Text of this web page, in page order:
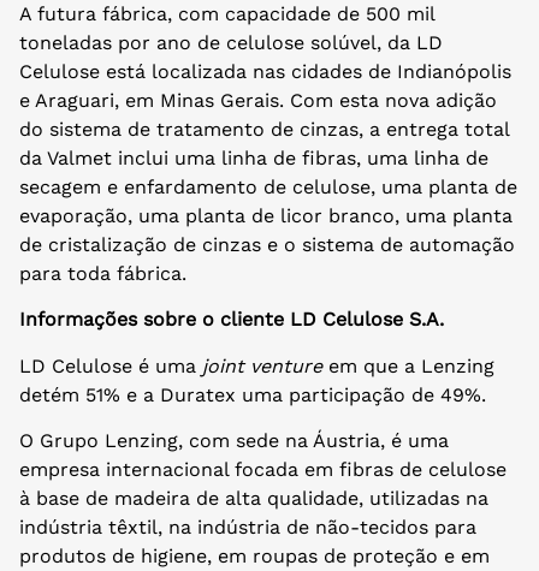
A futura fábrica, com capacidade de 500 mil
toneladas por ano de celulose solúvel, da LD
Celulose está localizada nas cidades de Indianópolis
e Araguari, em Minas Gerais. Com esta nova adição
do sistema de tratamento de cinzas, a entrega total
da Valmet inclui uma linha de fibras, uma linha de
secagem e enfardamento de celulose, uma planta de
evaporação, uma planta de licor branco, uma planta
de cristalização de cinzas e o sistema de automação
para toda fábrica.
Informações sobre o cliente LD Celulose S.A.
LD Celulose é uma joint ventureem que a Lenzing
detém 51% e a Duratex uma participação de 49%.
O Grupo Lenzing, com sede na Áustria, é uma
empresa internacional focada em fibras de celulose
à base de madeira de alta qualidade, utilizadas na
indústria têxtil, na indústria de não-tecidos para
produtos de higiene, em roupas de proteção e em